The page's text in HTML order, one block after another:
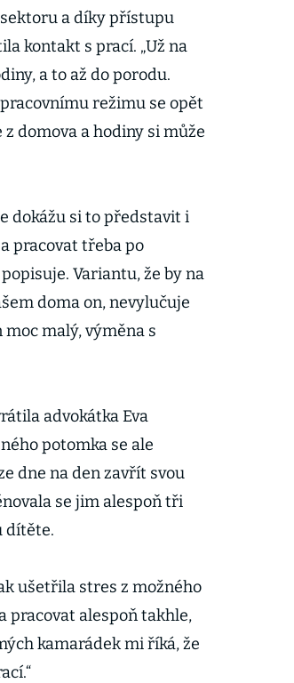
sektoru a díky přístupu
kontakt s prací. „Už na
a to až do porodu.
režimu se opět
domova a hodiny si může
dokážu si to představit i
pracovat třeba po
Variantu, že by na
doma on, nevylučuje
malý, výměna s
advokátka Eva
potomka se ale
dne na den zavřít svou
se jim alespoň tři
dítěte.
ušetřila stres z možného
pracovat alespoň takhle,
kamarádek mi říká, že